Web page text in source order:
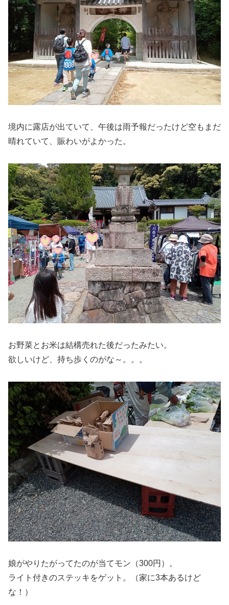
境内に露店が出ていて、午後は雨予報だったけど空もまだ
晴れていて、賑わいがよかった。
お野菜とお米は結構売れた後だったみたい。
欲しいけど、持ち歩くのがな～。。。
娘がやりたがってたのが当てモン（300円）。
ライト付きのステッキをゲット。（家に3本あるけど
な！）